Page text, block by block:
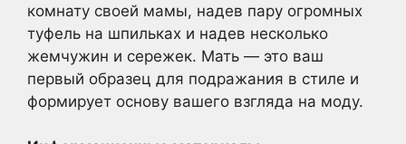
комнату своей мамы, надев пару огромных
туфель на шпильках и надев несколько
жемчужин и сережек. Мать — это ваш
первый образец для подражания в стиле и
формирует основу вашего взгляда на моду.